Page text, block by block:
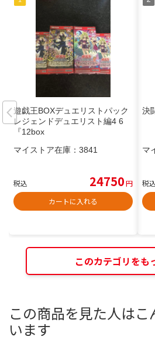
遊戯王BOXデュエリストパック
レジェンドデュエリスト編4 6
『12box
マイストア在庫： 3841
税込 24750円
カートに入れる
決
マ
税込
このカテゴリをも
この商品を見た人は
います